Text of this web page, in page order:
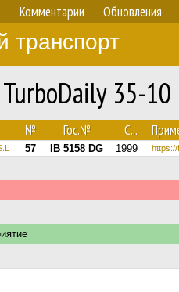
Комментарии Обновления
транспорт
TurboDaily 35-
№ Гос.№ С...
57 IB 5158 DG 1999